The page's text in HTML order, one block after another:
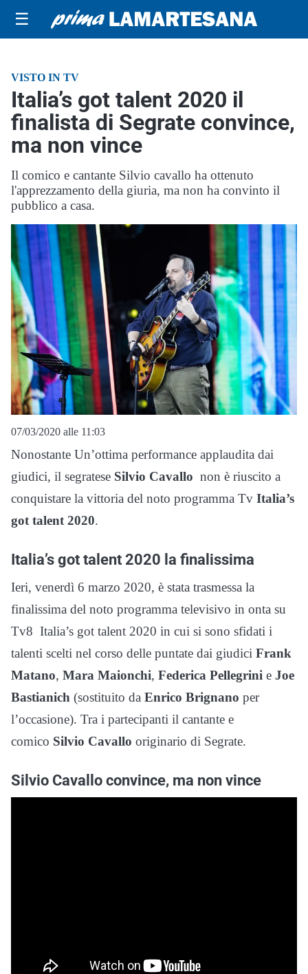
☰
VISTO IN TV
Italia’s got talent 2020 il
finalista di Segrate convince,
ma non vince
Il comico e cantante Silvio cavallo ha ottenuto
l'apprezzamento della giuria, ma non ha convinto il
pubblico a casa.
07/03/2020 alle 11:03
Nonostante Un’ottima performance applaudita dai
giudici, il segratese Silvio Cavallo non è riuscito a
conquistare la vittoria del noto programma Tv Italia’s
got talent 2020.
Italia’s got talent 2020 la finalissima
Ieri, venerdì 6 marzo 2020, è stata trasmessa la
finalissima del noto programma televisivo in onta su
Tv8 Italia’s got talent 2020 in cui si sono sfidati i
talenti scelti nel corso delle puntate dai giudici Frank
Matano, Mara Maionchi, Federica Pellegrini e Joe
Bastianich (sostituito da Enrico Brignano per
l’occasione). Tra i partecipanti il cantante e
comico Silvio Cavallo originario di Segrate.
Silvio Cavallo convince, ma non vince